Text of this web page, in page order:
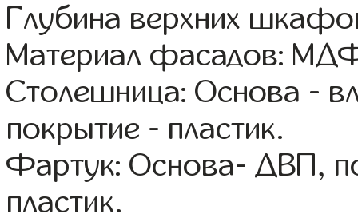
Глубина верхних
Материал фасадов:
Столешница: Основа -
покрытие - пластик.
Фартук: Основа- ДВП,
пластик.